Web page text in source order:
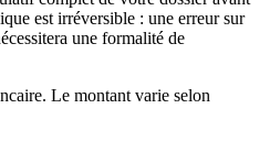
est irréversible : une erreur sur
une formalité de
Le montant varie selon